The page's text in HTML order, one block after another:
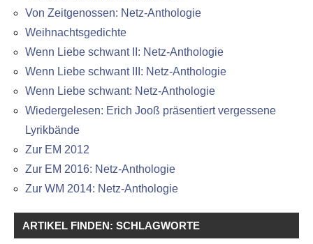
Von Zeitgenossen: Netz-Anthologie
Weihnachtsgedichte
Wenn Liebe schwant II: Netz-Anthologie
Wenn Liebe schwant III: Netz-Anthologie
Wenn Liebe schwant: Netz-Anthologie
Wiedergelesen: Erich Jooß präsentiert vergessene
Lyrikbände
Zur EM 2012
Zur EM 2016: Netz-Anthologie
Zur WM 2014: Netz-Anthologie
ARTIKEL FINDEN: SCHLAGWORTE